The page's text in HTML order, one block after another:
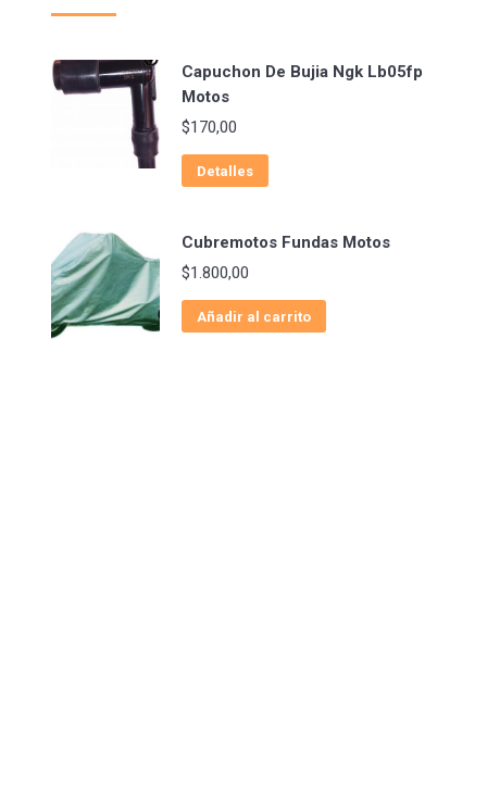
Capuchon De Bujia Ngk Lb05fp
Motos
$170,00
Detalles
Cubremotos Fundas Motos
$1.800,00
Añadir al carrito